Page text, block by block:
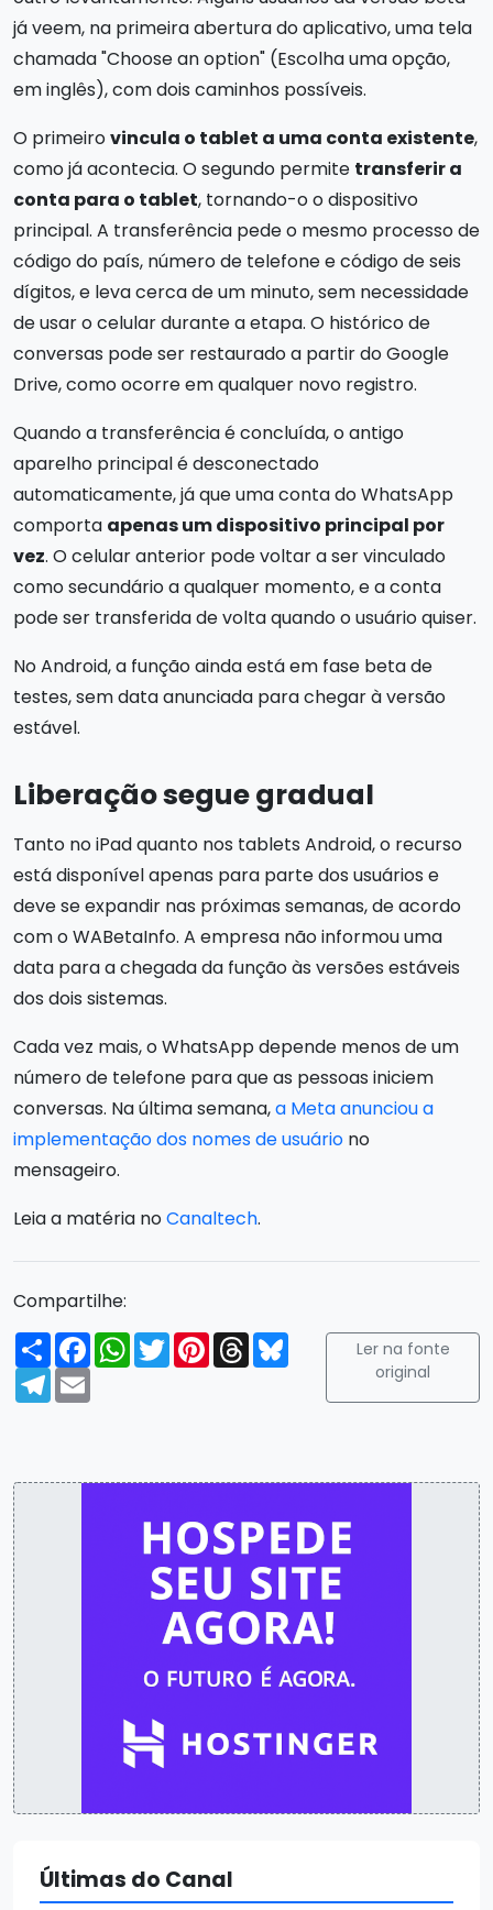
já veem, na primeira abertura do aplicativo, uma tela
chamada "Choose an option" (Escolha uma opção,
em inglês), com dois caminhos possíveis.
O primeirovincula o tablet a uma conta existente,
como já acontecia. O segundo permite transferir a
conta para o tablet, tornando-o o dispositivo
principal. A transferência pede o mesmo processo de
código do país, número de telefone e código de seis
dígitos, e leva cerca de um minuto, sem necessidade
de usar o celular durante a etapa. O histórico de
conversas pode ser restaurado a partir do Google
Drive, como ocorre em qualquer novo registro.
Quando a transferência é concluída, o antigo
aparelho principal é desconectado
automaticamente, já que uma conta do WhatsApp
comporta apenas um dispositivo principal por
vez. O celular anterior pode voltar a ser vinculado
como secundário a qualquer momento, e a conta
pode ser transferida de volta quando o usuário quiser.
No Android, a função ainda está em fase beta de
testes, sem data anunciada para chegar à versão
estável.
Liberação segue gradual
Tanto no iPad quanto nos tablets Android, o recurso
está disponível apenas para parte dos usuários e
deve se expandir nas próximas semanas, de acordo
com o WABetaInfo. A empresa não informou uma
data para a chegada da função às versões estáveis
dos dois sistemas.
Cada vez mais, o WhatsApp depende menos de um
número de telefone para que as pessoas iniciem
conversas. Na última semana,a Meta anunciou a
implementação dos nomes de usuário no
mensageiro.
Leia a matéria noCanaltech.
Compartilhe:
Compartilhar
FacebookWhatsApp
TwitterPinterest
ThreadsBluesky
Telegram
Email
Ler na fonte
original
Últimas do Canal